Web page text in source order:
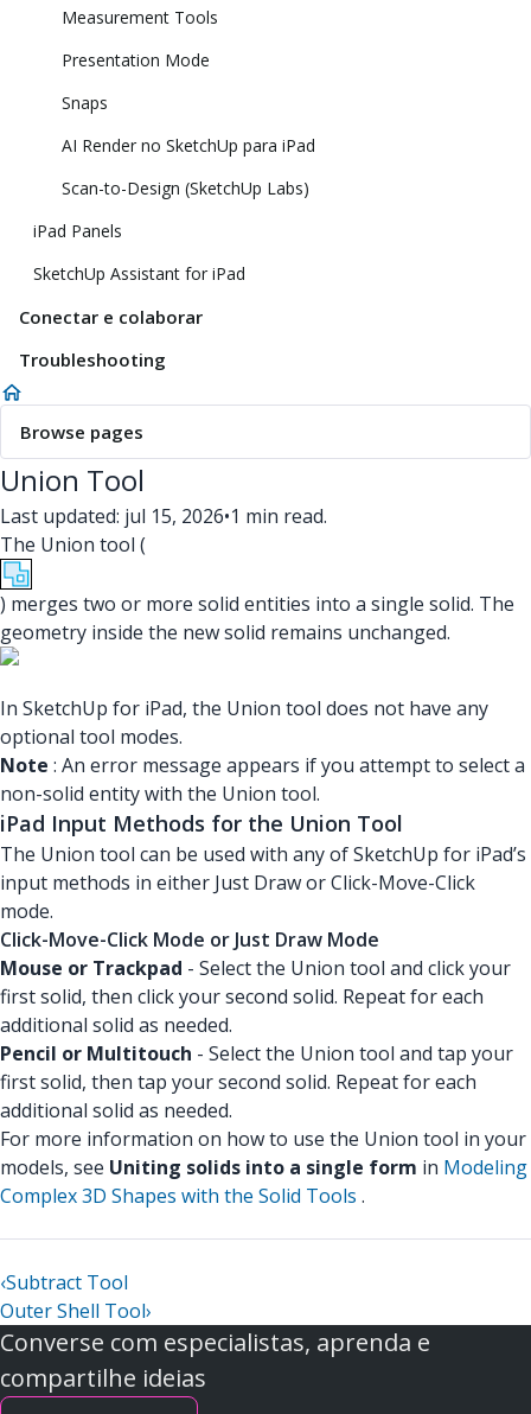
Measurement Tools
Presentation Mode
Snaps
AI Render no SketchUp para iPad
Scan-to-Design (SketchUp Labs)
iPad Panels
SketchUp Assistant for iPad
Conectar e colaborar
Troubleshooting
Browse pages
Union Tool
Last updated: jul 15, 2026•1 min read.
The Union tool (
) merges two or more solid entities into a single solid. The
geometry inside the new solid remains unchanged.
In SketchUp for iPad, the Union tool does not have any
optional tool modes.
Note : An error message appears if you attempt to select a
non-solid entity with the Union tool.
iPad Input Methods for the Union Tool
The Union tool can be used with any of SketchUp for iPad’s
input methods in either Just Draw or Click-Move-Click
mode.
Click-Move-Click Mode or Just Draw Mode
Mouse or Trackpad - Select the Union tool and click your
first solid, then click your second solid. Repeat for each
additional solid as needed.
Pencil or Multitouch - Select the Union tool and tap your
first solid, then tap your second solid. Repeat for each
additional solid as needed.
For more information on how to use the Union tool in your
models, see Uniting solids into a single form in Modeling
Complex 3D Shapes with the Solid Tools .
‹Subtract Tool
Outer Shell Tool›
Converse com especialistas, aprenda e
compartilhe ideias